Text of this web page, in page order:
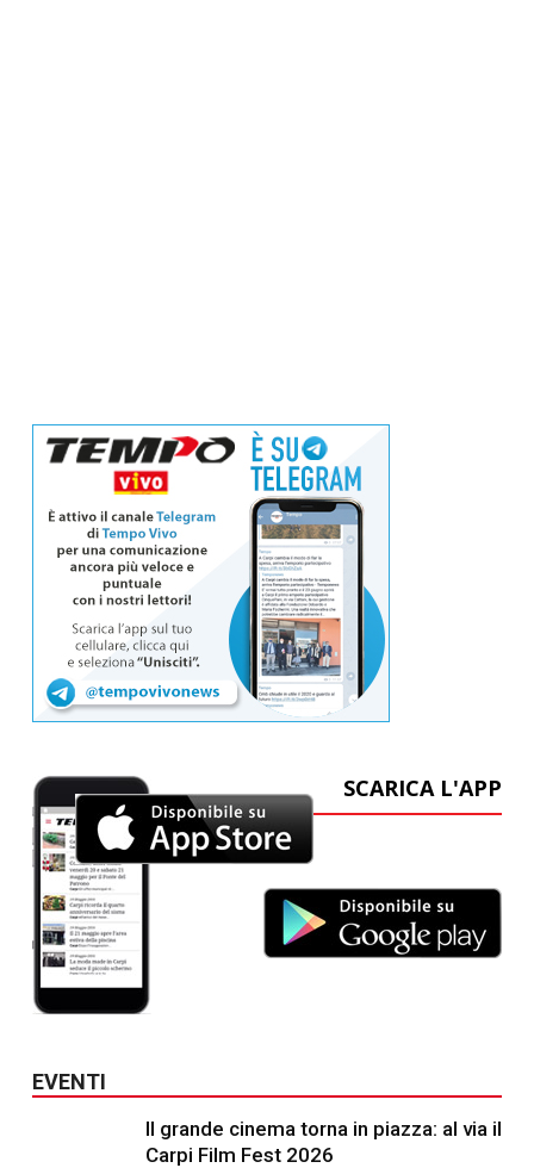
SCARICA L'APP
EVENTI
Il grande cinema torna in piazza: al via il
Carpi Film Fest 2026